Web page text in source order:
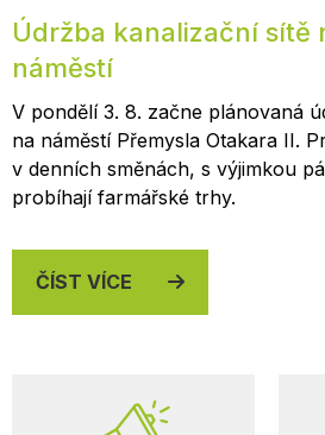
Údržba kanalizační sítě
náměstí
V pondělí 3. 8. začne plánovaná
na náměstí Přemysla Otakara II.
v denních směnách, s výjimkou
probíhají farmářské trhy.
ČÍST VÍCE